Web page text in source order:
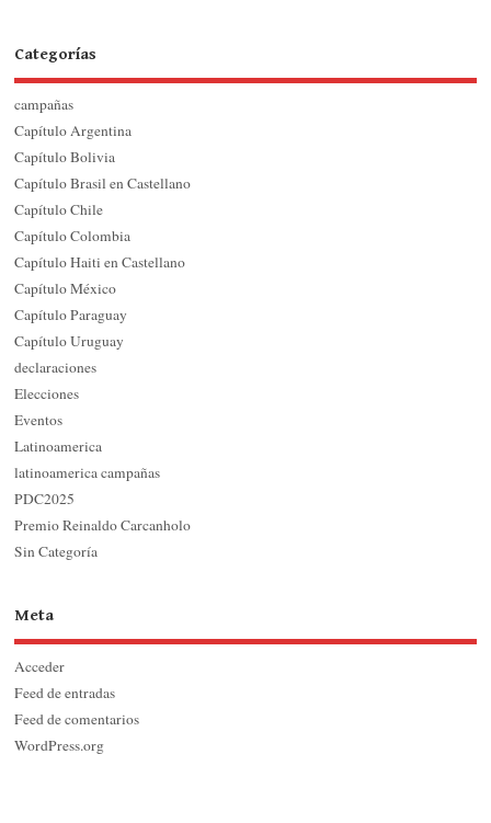
Categorías
campañas
Capítulo Argentina
Capítulo Bolivia
Capítulo Brasil en Castellano
Capítulo Chile
Capítulo Colombia
Capítulo Haiti en Castellano
Capítulo México
Capítulo Paraguay
Capítulo Uruguay
declaraciones
Elecciones
Eventos
Latinoamerica
latinoamerica campañas
PDC2025
Premio Reinaldo Carcanholo
Sin Categoría
Meta
Acceder
Feed de entradas
Feed de comentarios
WordPress.org